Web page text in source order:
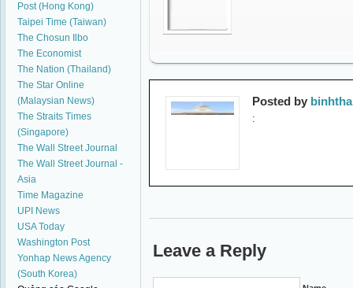
Post (Hong Kong)
Taipei Time (Taiwan)
The Chosun Ilbo
The Economist
The Nation (Thailand)
The Star Online
(Malaysian News)
The Straits Times
(Singapore)
The Wall Street Journal
The Wall Street Journal -
Asia
Time Magazine
UPI News
USA Today
Washington Post
Yonhap News Agency
(South Korea)
Posted by
:
Leave a Reply